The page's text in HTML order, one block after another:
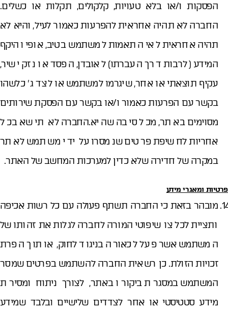
הפסקות ו/או בלא טעויות, קלקולים, תקלות או כשלים.
החברה לא תהיה אחראית להפרעות כאמור לעיל, והיא לא
תהיה אחראית לאי התאמות למשתמש בטיב, אופי והיקף
המידע (לרבות דרך העברתו) לאובדן, הפסד או נזק ישיר,
עקיף תוצאתי או אחר, שיגרמו למשתמש או לצד ג' כלשהו
בקשר עם הפרעות כאמור ו/או בקשר עם הפסקת שירותים
מסוימים באתר, מכל סיבה שהיא.החברה לא תישא בכל
אחריות לחשיפת פרטים שנמסרו על ידי משתמש לאתר
במקרה של חדירה שלא כדין למערכות המחשב של האתר.
פרטיות ומאגרי מידע
מובהר בזאת כי החברה תשתף פעולה עם כל רשות אכיפה
ותציית לכל צו שיפוטי המורה לחברה לגלות את זהותו של
המשתמש אשר פעל לכאורה בניגוד לחוק, או תוך הפרת
זכויות הזולת. כן רשאית החברה להשתמש בפרטים שמסר
המשתמש במסגרת ביקורו באתר, לצורך ניתוח ומסירת
מידע סטטיסטי או אחר לצדדים שלישיים ובלבד שמידע